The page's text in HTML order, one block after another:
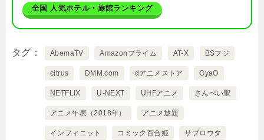
全国 人気ホテル・旅館ランキング
タグ AbemaTV Amazonプライム AT-X BSフジ
citrus DMM.com dアニメストア GyaO
NETFLIX U-NEXT UHFアニメ さんぺい聖
アニメ年表（2018年） アニメ放題
インフィニット コミック百合姫 サブロウタ